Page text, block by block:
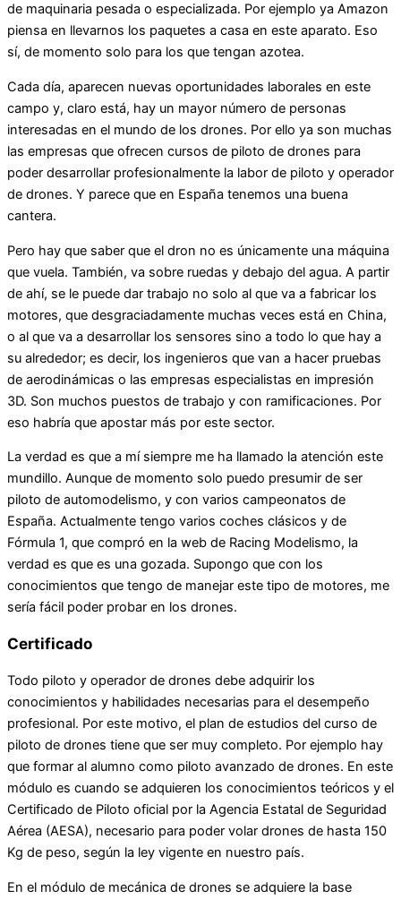
de maquinaria pesada o especializada. Por ejemplo ya Amazon
piensa en llevarnos los paquetes a casa en este aparato. Eso
sí, de momento solo para los que tengan azotea.
Cada día, aparecen nuevas oportunidades laborales en este
campo y, claro está, hay un mayor número de personas
interesadas en el mundo de los drones. Por ello ya son muchas
las empresas que ofrecen cursos de piloto de drones para
poder desarrollar profesionalmente la labor de piloto y operador
de drones. Y parece que en España tenemos una buena
cantera.
Pero hay que saber que el dron no es únicamente una máquina
que vuela. También, va sobre ruedas y debajo del agua. A partir
de ahí, se le puede dar trabajo no solo al que va a fabricar los
motores, que desgraciadamente muchas veces está en China,
o al que va a desarrollar los sensores sino a todo lo que hay a
su alrededor; es decir, los ingenieros que van a hacer pruebas
de aerodinámicas o las empresas especialistas en impresión
3D. Son muchos puestos de trabajo y con ramificaciones. Por
eso habría que apostar más por este sector.
La verdad es que a mí siempre me ha llamado la atención este
mundillo. Aunque de momento solo puedo presumir de ser
piloto de automodelismo, y con varios campeonatos de
España. Actualmente tengo varios coches clásicos y de
Fórmula 1, que compró en la web de Racing Modelismo, la
verdad es que es una gozada. Supongo que con los
conocimientos que tengo de manejar este tipo de motores, me
sería fácil poder probar en los drones.
Certificado
Todo piloto y operador de drones debe adquirir los
conocimientos y habilidades necesarias para el desempeño
profesional. Por este motivo, el plan de estudios del curso de
piloto de drones tiene que ser muy completo. Por ejemplo hay
que formar al alumno como piloto avanzado de drones. En este
módulo es cuando se adquieren los conocimientos teóricos y el
Certificado de Piloto oficial por la Agencia Estatal de Seguridad
Aérea (AESA), necesario para poder volar drones de hasta 150
Kg de peso, según la ley vigente en nuestro país.
En el módulo de mecánica de drones se adquiere la base